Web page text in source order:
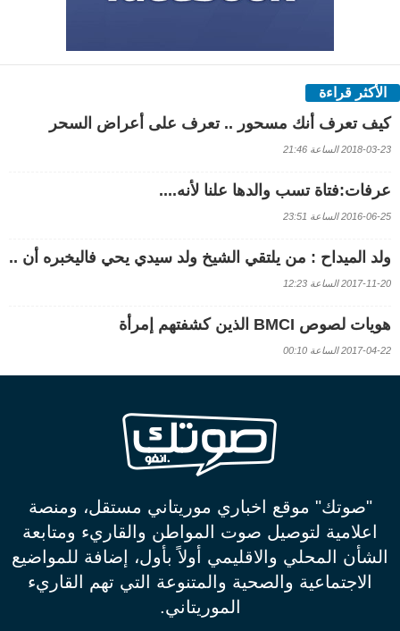
الأكثر قراءة
كيف تعرف أنك مسحور .. تعرف على أعراض السحر
2018-03-23 الساعة 21:46
عرفات:فتاة تسب والدها علنا لأنه....
2016-06-25 الساعة 23:51
ولد الميداح : من يلتقي الشيخ ولد سيدي يحي فاليخبره أن ..
2017-11-20 الساعة 12:23
هويات لصوص BMCI الذين كشفتهم إمرأة
2017-04-22 الساعة 00:10
"صوتك" موقع اخباري موريتاني مستقل، ومنصة
اعلامية لتوصيل صوت المواطن والقاريء ومتابعة
الشأن المحلي والاقليمي أولاً بأول، إضافة للمواضيع
الاجتماعية والصحية والمتنوعة التي تهم القاريء
الموريتاني.